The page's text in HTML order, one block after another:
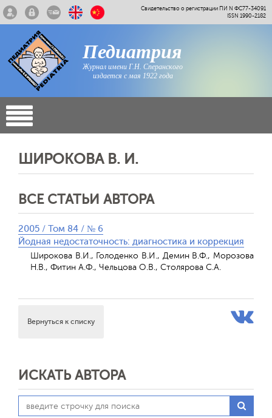
Свидетельство о регистрации ПИ N ФС77-34091
ISSN 1990-2182
Педиатрия
Журнал имени Г.Н. Сперанского
издается с мая 1922 года
ШИРОКОВА В. И.
ВСЕ СТАТЬИ АВТОРА
2005 / Том 84 / № 6
Йодная недостаточность: диагностика и коррекция
Широкова В.И., Голоденко В.И., Демин В.Ф., Морозова
Н.В., Фитин А.Ф., Чельцова О.В., Столярова С.А.
Вернуться к списку
ИСКАТЬ АВТОРА